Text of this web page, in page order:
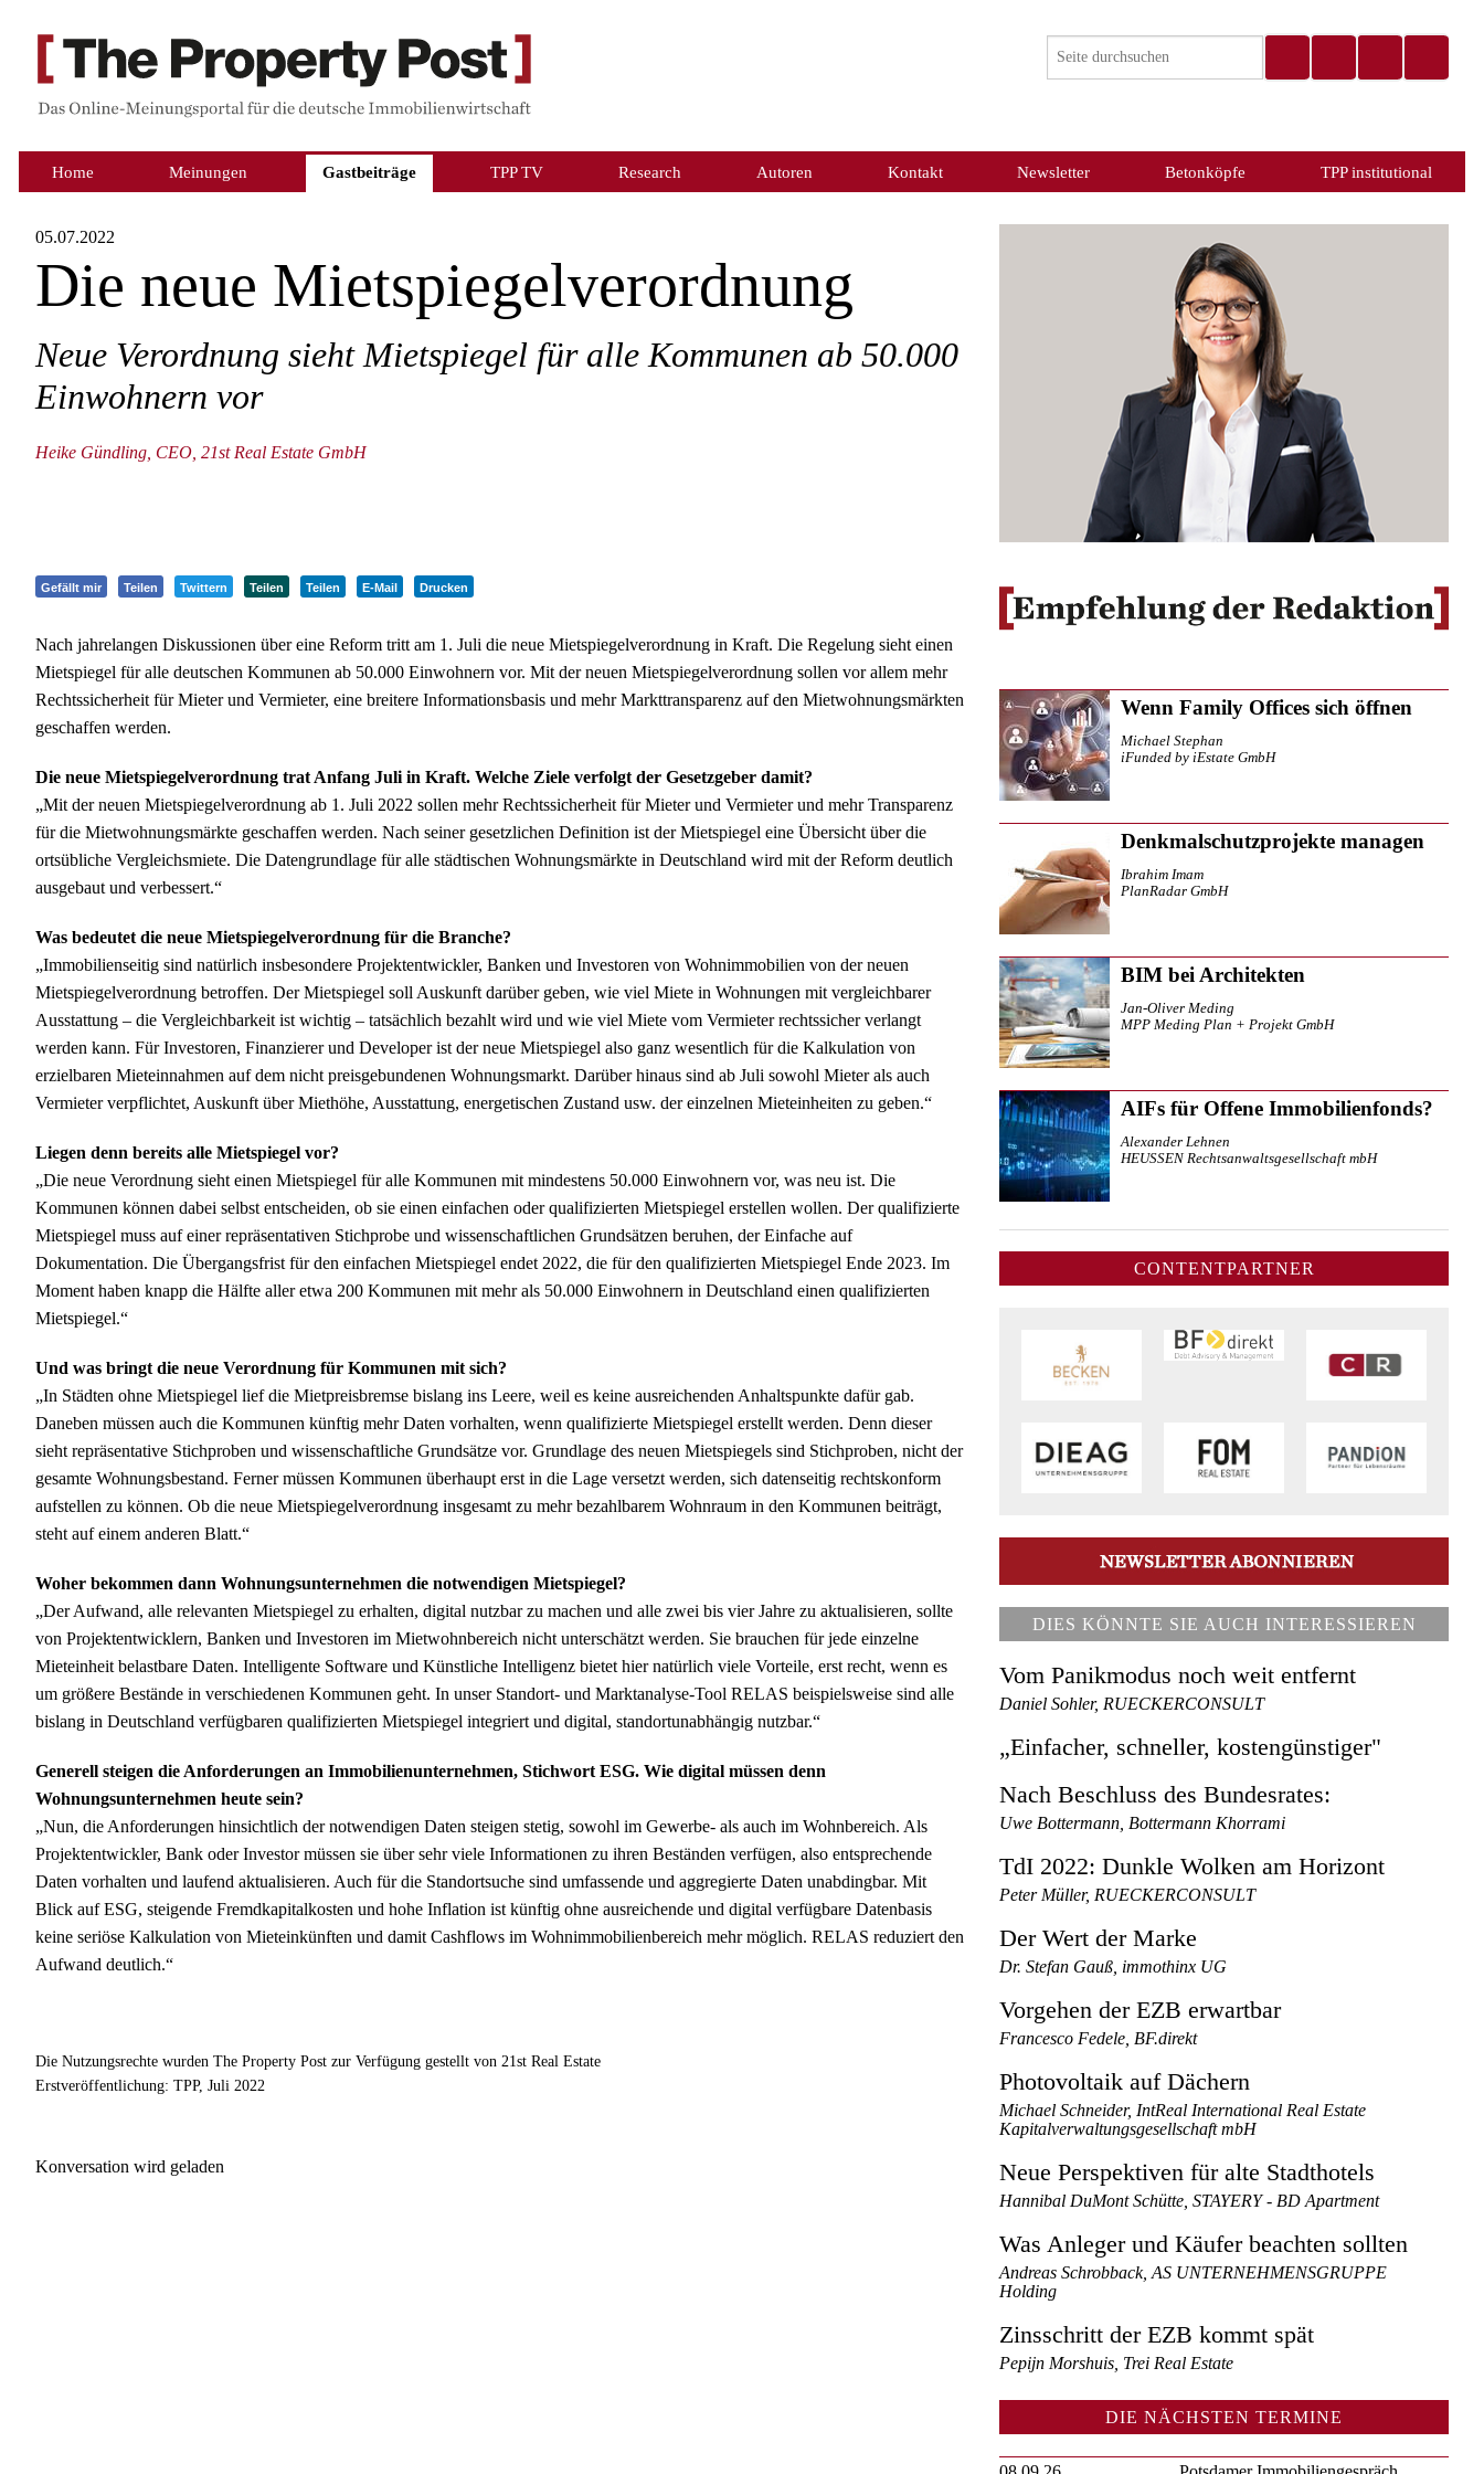
Home Meinungen Gastbeiträge TPP TV Research Autoren Kontakt Newsletter Betonköpfe TPP institutional
05.07.2022
Die neue Mietspiegelverordnung
Neue Verordnung sieht Mietspiegel für alle Kommunen ab 50.000
Einwohnern vor
Heike Gündling, CEO, 21st Real Estate GmbH
Gefällt mir Teilen Twittern Teilen Teilen E-Mail Drucken
Nach jahrelangen Diskussionen über eine Reform tritt am 1. Juli die neue Mietspiegelverordnung in Kraft. Die Regelung sieht einen
Mietspiegel für alle deutschen Kommunen ab 50.000 Einwohnern vor. Mit der neuen Mietspiegelverordnung sollen vor allem mehr
Rechtssicherheit für Mieter und Vermieter, eine breitere Informationsbasis und mehr Markttransparenz auf den Mietwohnungsmärkten
geschaffen werden.
Die neue Mietspiegelverordnung trat Anfang Juli in Kraft. Welche Ziele verfolgt der Gesetzgeber damit?
„Mit der neuen Mietspiegelverordnung ab 1. Juli 2022 sollen mehr Rechtssicherheit für Mieter und Vermieter und mehr Transparenz
für die Mietwohnungsmärkte geschaffen werden. Nach seiner gesetzlichen Definition ist der Mietspiegel eine Übersicht über die
ortsübliche Vergleichsmiete. Die Datengrundlage für alle städtischen Wohnungsmärkte in Deutschland wird mit der Reform deutlich
ausgebaut und verbessert.“
Was bedeutet die neue Mietspiegelverordnung für die Branche?
„Immobilienseitig sind natürlich insbesondere Projektentwickler, Banken und Investoren von Wohnimmobilien von der neuen
Mietspiegelverordnung betroffen. Der Mietspiegel soll Auskunft darüber geben, wie viel Miete in Wohnungen mit vergleichbarer
Ausstattung – die Vergleichbarkeit ist wichtig – tatsächlich bezahlt wird und wie viel Miete vom Vermieter rechtssicher verlangt
werden kann. Für Investoren, Finanzierer und Developer ist der neue Mietspiegel also ganz wesentlich für die Kalkulation von
erzielbaren Mieteinnahmen auf dem nicht preisgebundenen Wohnungsmarkt. Darüber hinaus sind ab Juli sowohl Mieter als auch
Vermieter verpflichtet, Auskunft über Miethöhe, Ausstattung, energetischen Zustand usw. der einzelnen Mieteinheiten zu geben.“
Liegen denn bereits alle Mietspiegel vor?
„Die neue Verordnung sieht einen Mietspiegel für alle Kommunen mit mindestens 50.000 Einwohnern vor, was neu ist. Die
Kommunen können dabei selbst entscheiden, ob sie einen einfachen oder qualifizierten Mietspiegel erstellen wollen. Der qualifizierte
Mietspiegel muss auf einer repräsentativen Stichprobe und wissenschaftlichen Grundsätzen beruhen, der Einfache auf
Dokumentation. Die Übergangsfrist für den einfachen Mietspiegel endet 2022, die für den qualifizierten Mietspiegel Ende 2023. Im
Moment haben knapp die Hälfte aller etwa 200 Kommunen mit mehr als 50.000 Einwohnern in Deutschland einen qualifizierten
Mietspiegel.“
Und was bringt die neue Verordnung für Kommunen mit sich?
„In Städten ohne Mietspiegel lief die Mietpreisbremse bislang ins Leere, weil es keine ausreichenden Anhaltspunkte dafür gab.
Daneben müssen auch die Kommunen künftig mehr Daten vorhalten, wenn qualifizierte Mietspiegel erstellt werden. Denn dieser
sieht repräsentative Stichproben und wissenschaftliche Grundsätze vor. Grundlage des neuen Mietspiegels sind Stichproben, nicht der
gesamte Wohnungsbestand. Ferner müssen Kommunen überhaupt erst in die Lage versetzt werden, sich datenseitig rechtskonform
aufstellen zu können. Ob die neue Mietspiegelverordnung insgesamt zu mehr bezahlbarem Wohnraum in den Kommunen beiträgt,
steht auf einem anderen Blatt.“
Woher bekommen dann Wohnungsunternehmen die notwendigen Mietspiegel?
„Der Aufwand, alle relevanten Mietspiegel zu erhalten, digital nutzbar zu machen und alle zwei bis vier Jahre zu aktualisieren, sollte
von Projektentwicklern, Banken und Investoren im Mietwohnbereich nicht unterschätzt werden. Sie brauchen für jede einzelne
Mieteinheit belastbare Daten. Intelligente Software und Künstliche Intelligenz bietet hier natürlich viele Vorteile, erst recht, wenn es
um größere Bestände in verschiedenen Kommunen geht. In unser Standort- und Marktanalyse-Tool RELAS beispielsweise sind alle
bislang in Deutschland verfügbaren qualifizierten Mietspiegel integriert und digital, standortunabhängig nutzbar.“
Generell steigen die Anforderungen an Immobilienunternehmen, Stichwort ESG. Wie digital müssen denn
Wohnungsunternehmen heute sein?
„Nun, die Anforderungen hinsichtlich der notwendigen Daten steigen stetig, sowohl im Gewerbe- als auch im Wohnbereich. Als
Projektentwickler, Bank oder Investor müssen sie über sehr viele Informationen zu ihren Beständen verfügen, also entsprechende
Daten vorhalten und laufend aktualisieren. Auch für die Standortsuche sind umfassende und aggregierte Daten unabdingbar. Mit
Blick auf ESG, steigende Fremdkapitalkosten und hohe Inflation ist künftig ohne ausreichende und digital verfügbare Datenbasis
keine seriöse Kalkulation von Mieteinkünften und damit Cashflows im Wohnimmobilienbereich mehr möglich. RELAS reduziert den
Aufwand deutlich.“
Die Nutzungsrechte wurden The Property Post zur Verfügung gestellt von 21st Real Estate
Erstveröffentlichung: TPP, Juli 2022
Konversation wird geladen
Wenn Family Offices sich öffnen
Michael Stephan
iFunded by iEstate GmbH
Denkmalschutzprojekte managen
Ibrahim Imam
PlanRadar GmbH
BIM bei Architekten
Jan-Oliver Meding
MPP Meding Plan + Projekt GmbH
AIFs für Offene Immobilienfonds?
Alexander Lehnen
HEUSSEN Rechtsanwaltsgesellschaft mbH
CONTENTPARTNER
DIES KÖNNTE SIE AUCH INTERESSIEREN
Vom Panikmodus noch weit entfernt
Daniel Sohler, RUECKERCONSULT
„Einfacher, schneller, kostengünstiger"
Nach Beschluss des Bundesrates:
Uwe Bottermann, Bottermann Khorrami
TdI 2022: Dunkle Wolken am Horizont
Peter Müller, RUECKERCONSULT
Der Wert der Marke
Dr. Stefan Gauß, immothinx UG
Vorgehen der EZB erwartbar
Francesco Fedele, BF.direkt
Photovoltaik auf Dächern
Michael Schneider, IntReal International Real Estate
Kapitalverwaltungsgesellschaft mbH
Neue Perspektiven für alte Stadthotels
Hannibal DuMont Schütte, STAYERY - BD Apartment
Was Anleger und Käufer beachten sollten
Andreas Schrobback, AS UNTERNEHMENSGRUPPE
Holding
Zinsschritt der EZB kommt spät
Pepijn Morshuis, Trei Real Estate
DIE NÄCHSTEN TERMINE